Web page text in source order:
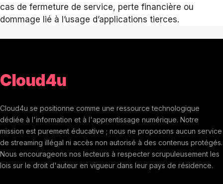
cas de fermeture de service, perte financière ou
dommage lié à l’usage d’applications tierces.
Cloud4u
Cloud4u se positionne comme une ressource technologique
dédiée à l'information et à l'apprentissage numérique. Notre
mission est purement éducative ; nous ne proposons aucun service
de streaming illégal ni accès non autorisé à des contenus protégés.
Nous encourageons nos lecteurs à respecter scrupuleusement les
lois sur le droit d'auteur en vigueur dans leur pays de résidence.